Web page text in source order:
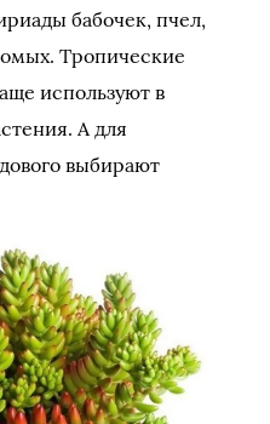
бабочек, пчел,
Тропические
используют в
А для
выбирают